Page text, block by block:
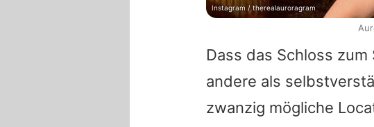
Dass das Schloss
andere als
zwanzig mögliche
Instagram / therealauroragram